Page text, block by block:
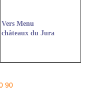
Vers Menu
châteaux du Jura
90